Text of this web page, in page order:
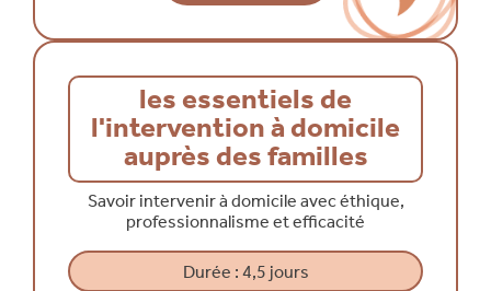
les essentiels de
l'intervention à domicile
auprès des familles
Savoir intervenir à domicile avec éthique,
professionnalisme et efficacité
Durée :4,5 jours